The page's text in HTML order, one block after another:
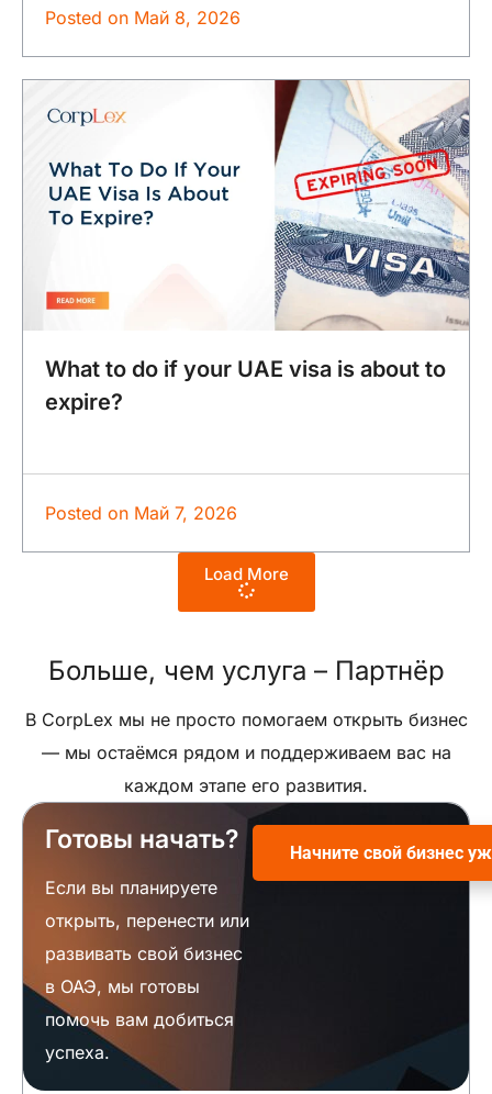
Posted on Май 8, 2026
What to do if your UAE visa is about to
expire?
Posted on Май 7, 2026
Load More
Больше, чем услуга – Партнёр
В CorpLex мы не просто помогаем открыть бизнес
— мы остаёмся рядом и поддерживаем вас на
каждом этапе его развития.
Готовы начать?
Если вы планируете
открыть, перенести или
развивать свой бизнес
в ОАЭ, мы готовы
помочь вам добиться
успеха.
Начните свой бизнес